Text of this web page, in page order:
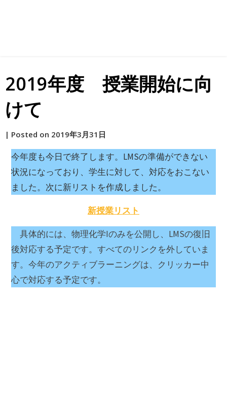
2019年度 授業開始に向
けて
by
原
| Posted on 2019年3月31日
今年度も今日で終了します。LMSの準備ができない
状況になっており、学生に対して、対応をおこない
ました。次に新リストを作成しました。
新授業リスト
具体的には、物理化学Iのみを公開し、LMSの復旧
後対応する予定です。すべてのリンクを外していま
す。今年のアクティブラーニングは、クリッカー中
心で対応する予定です。